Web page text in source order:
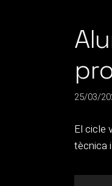
25/03/
El cicle
tècnica